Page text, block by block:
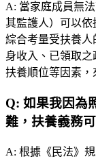
A: 當家庭成員無
其監護人）可以
綜合考量受扶養人
身收入、已領取之
扶養順位等因素，
Q: 如果我因為
難，扶養義務
A: 根據《民法》